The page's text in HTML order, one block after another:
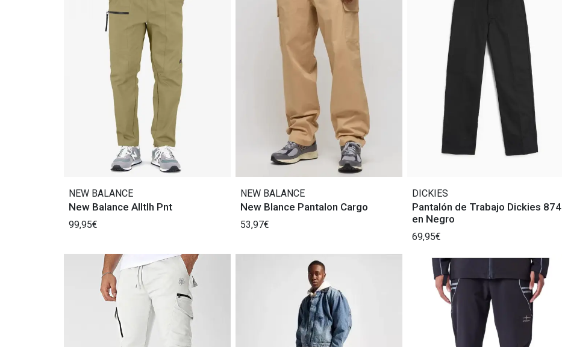
NEW BALANCE
New Balance Alltlh Pnt
99,95€
NEW BALANCE
New Blance Pantalon Cargo
53,97€
DICKIES
Pantalón de Trabajo Dickies 874
en Negro
69,95€